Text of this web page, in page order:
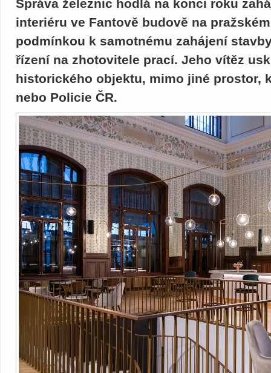
Správa železnic hodlá na konci roku
interiéru ve Fantově budově na
podmínkou k samotnému zahájení
řízení na zhotovitele prací. Jeho vítěz
historického objektu, mimo jiné prostor,
nebo Policie ČR.